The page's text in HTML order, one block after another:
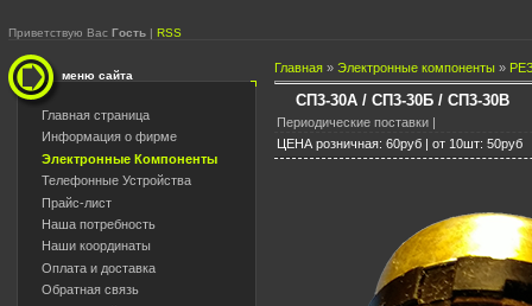
Приветствую Вас Гость | RSS
меню сайта
Главная страница
Информация о фирме
Электронные Компоненты
Телефонные Устройства
Прайс-лист
Наша потребность
Наши координаты
Оплата и доставка
Обратная связь
Главная » Электронные компоненты »
СП3-30А / СП3-30Б / СП3-30В
Периодические поставки |
ЦЕНА розничная: 60руб | от 10шт: 50руб